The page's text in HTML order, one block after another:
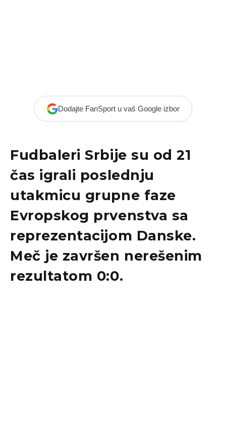
Dodajte FanSport u vaš Google izbor
Fudbaleri Srbije su od 21
čas igrali poslednju
utakmicu grupne faze
Evropskog prvenstva sa
reprezentacijom Danske.
Meč je završen nerešenim
rezultatom 0:0.